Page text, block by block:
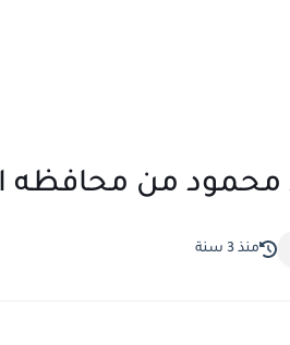
محمود من محافظه
منذ 3 سنة